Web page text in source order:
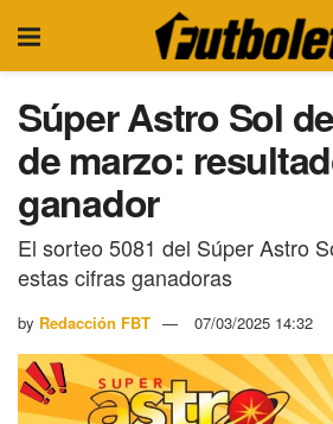
Súper Astro Sol
de marzo:
ganador
El sorteo 5081 del Súper Astro
estas cifras ganadoras
by Redacción FBT 07/03/2025 14:32